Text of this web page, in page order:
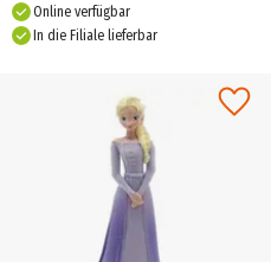
Online verfügbar
In die Filiale lieferbar